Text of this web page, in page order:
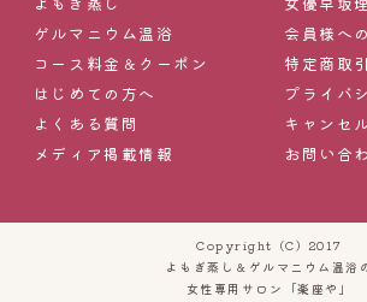
ゲルマニウム温浴
コース料金＆クーポン
はじめての方へ
よくある質問
メディア掲載情報
会員様へ
特定商取
プライバ
キャンセ
お問い合
Copyright (C) 2017
よもぎ蒸し＆ゲルマニウム温浴
女性専用サロン「楽座や」